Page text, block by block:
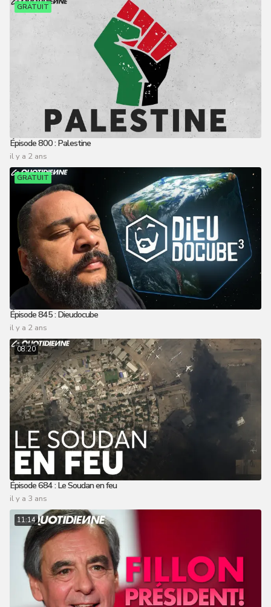
GRATUIT
Épisode 800 : Palestine
il y a 2 ans
GRATUIT
Épisode 845 : Dieudocube
il y a 2 ans
08:20
Épisode 684 : Le Soudan en feu
il y a 3 ans
11:14